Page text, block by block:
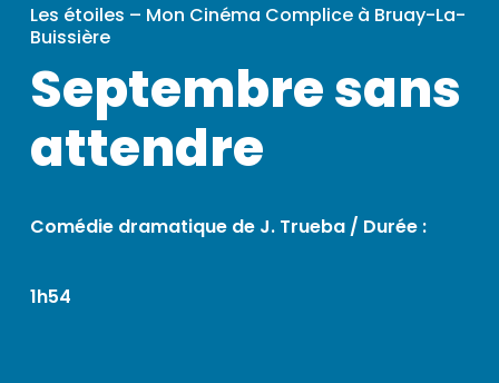
Les étoiles – Mon Cinéma Complice à Bruay-La-
Buissière
Septembre sans
attendre
Comédie dramatique de J. Trueba / Durée :
1h54